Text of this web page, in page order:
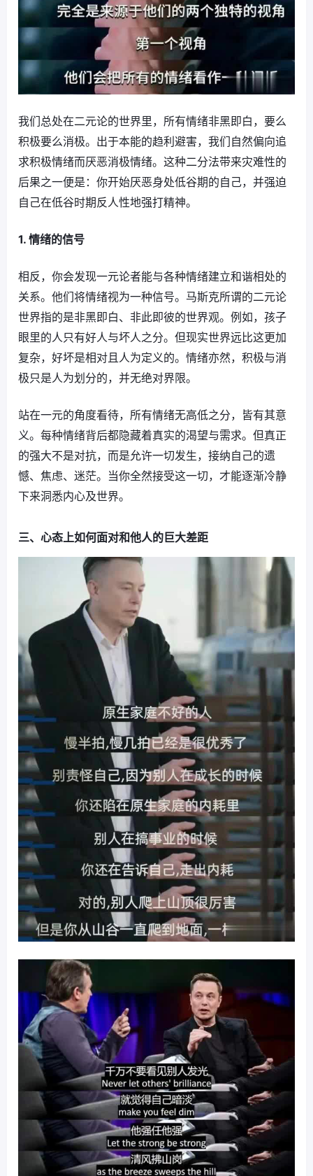
我们总处在二元论的世界里，所有情绪非黑即白，要么
积极要么消极。出于本能的趋利避害，我们自然偏向追
求积极情绪而厌恶消极情绪。这种二分法带来灾难性的
后果之一便是：你开始厌恶身处低谷期的自己，并强迫
自己在低谷时期反人性地强打精神。
1. 情绪的信号
相反，你会发现一元论者能与各种情绪建立和谐相处的
关系。他们将情绪视为一种信号。马斯克所谓的二元论
世界指的是非黑即白、非此即彼的世界观。例如，孩子
眼里的人只有好人与坏人之分。但现实世界远比这更加
复杂，好坏是相对且人为定义的。情绪亦然，积极与消
极只是人为划分的，并无绝对界限。
站在一元的角度看待，所有情绪无高低之分，皆有其意
义。每种情绪背后都隐藏着真实的渴望与需求。但真正
的强大不是对抗，而是允许一切发生，接纳自己的遗
憾、焦虑、迷茫。当你全然接受这一切，才能逐渐冷静
下来洞悉内心及世界。
三、心态上如何面对和他人的巨大差距